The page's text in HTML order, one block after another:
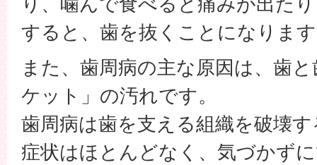
すると、歯を抜くことになりま
また、歯周病の主な原因は、歯
ケット」の汚れです。
歯周病は歯を支える組織を破壊
症状はほとんどなく、気づかず